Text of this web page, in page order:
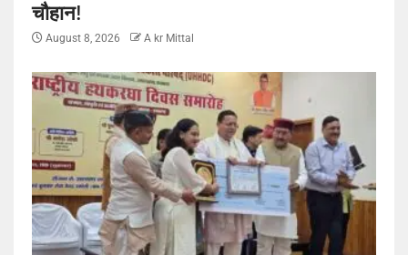
चौहान!
August 8, 2026 A kr Mittal